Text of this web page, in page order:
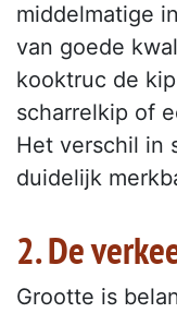
middelmatige
van goede
kooktruc de
scharrelkip of
Het verschil in
duidelijk
2. De
Grootte is